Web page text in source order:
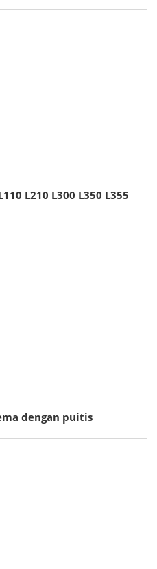
L210 L300 L350 L355
dengan puitis